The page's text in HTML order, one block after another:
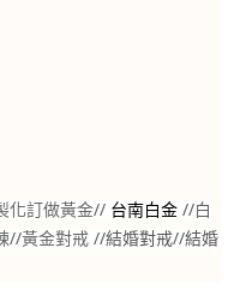
化訂做黃金// 台南白金 //白
//黃金對戒 //結婚對戒//結婚